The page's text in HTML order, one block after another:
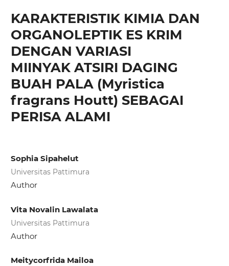
KARAKTERISTIK KIMIA DAN
ORGANOLEPTIK ES KRIM
DENGAN VARIASI
MIINYAK ATSIRI DAGING
BUAH PALA (Myristica
fragrans Houtt) SEBAGAI
PERISA ALAMI
Sophia Sipahelut
Universitas Pattimura
Author
Vita Novalin Lawalata
Universitas Pattimura
Author
Meitycorfrida Mailoa